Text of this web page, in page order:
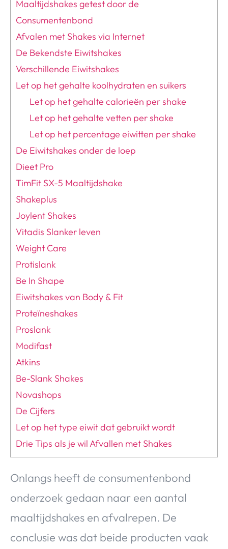
Maaltijdshakes getest door de
Consumentenbond
Afvalen met Shakes via Internet
De Bekendste Eiwitshakes
Verschillende Eiwitshakes
Let op het gehalte koolhydraten en suikers
Let op het gehalte calorieën per shake
Let op het gehalte vetten per shake
Let op het percentage eiwitten per shake
De Eiwitshakes onder de loep
Dieet Pro
TimFit SX-5 Maaltijdshake
Shakeplus
Joylent Shakes
Vitadis Slanker leven
Weight Care
Protislank
Be In Shape
Eiwitshakes van Body & Fit
Proteïneshakes
Proslank
Modifast
Atkins
Be-Slank Shakes
Novashops
De Cijfers
Let op het type eiwit dat gebruikt wordt
Drie Tips als je wil Afvallen met Shakes
Onlangs heeft de consumentenbond
onderzoek gedaan naar een aantal
maaltijdshakes en afvalrepen. De
conclusie was dat beide producten vaak